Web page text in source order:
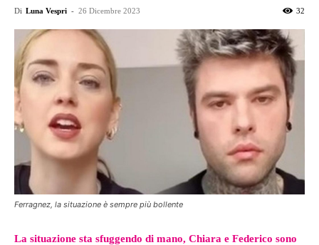
Di Luna Vespri - 26 Dicembre 2023 32
Ferragnez, la situazione è sempre più bollente
La situazione sta sfuggendo di mano, Chiara e Federico sono